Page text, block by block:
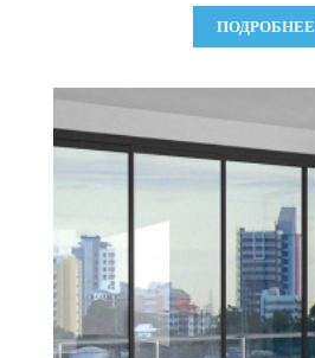
ПОДРОБНЕЕ